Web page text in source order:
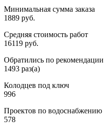
Минимальная сумма заказа
1889 руб.
Средняя стоимость работ
16119 руб.
Обратились по рекомендации
1493 раз(а)
Колодцев под ключ
996
Проектов по водоснабжению
578